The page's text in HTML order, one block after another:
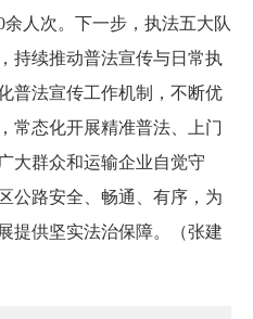
人次。下一步，执法五大队
持续推动普法宣传与日常执
普法宣传工作机制，不断优
常态化开展精准普法、上门
大群众和运输企业自觉守
公路安全、畅通、有序，为
提供坚实法治保障。（张建